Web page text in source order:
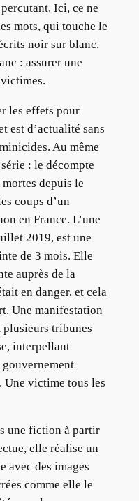
Ici, ce ne
mots, qui touche le
noir sur blanc.
: assurer une
les effets pour
est d’actualité sans
Au même
: le décompte
depuis le
coups d’un
en France. L’une
2019, est une
de 3 mois. Elle
auprès de la
en danger, et cela
Une manifestation
plusieurs tribunes
interpellant
Une victime tous les
une fiction à partir
elle réalise un
avec des images
comme elle le